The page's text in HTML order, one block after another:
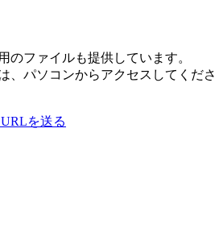
のファイルも提供しています。
、パソコンからアクセスしてくださ
を送る